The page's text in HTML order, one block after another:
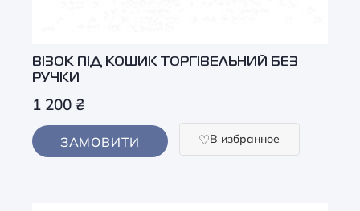
ВІЗОК ПІД КОШИК ТОРГІВЕЛЬНИЙ БЕЗ
РУЧКИ
1 200 ₴
ЗАМОВИТИ В избранное